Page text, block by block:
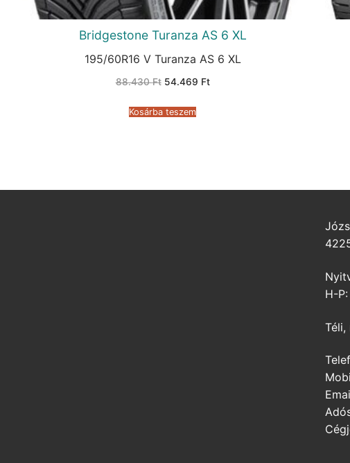
Bridgestone Turanza AS 6 XL
195/60R16 V Turanza AS 6 XL
88.430Ft Original
88.430 Ft.
54.469 FtCurrent
Kosárba teszem
H-